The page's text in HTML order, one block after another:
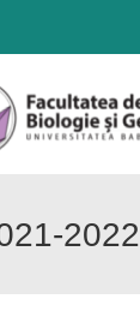
2022